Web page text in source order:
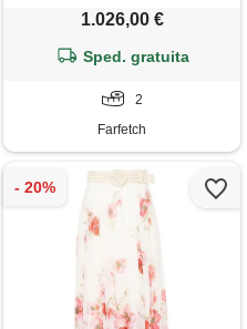
1.026,00 €
Sped. gratuita
2
Farfetch